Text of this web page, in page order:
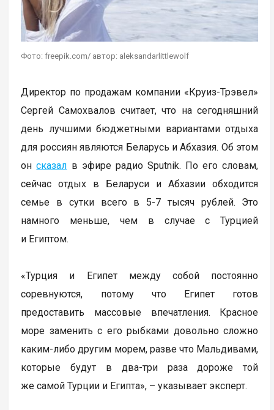
Фото: freepik.com/ автор: aleksandarlittlewolf
Директор по продажам компании «Круиз-Трэвел»
Сергей Самохвалов считает, что на сегодняшний
день лучшими бюджетными вариантами отдыха
для россиян являются Беларусь и Абхазия. Об этом
онсказал в эфире радио Sputnik. По его словам,
сейчас отдых в Беларуси и Абхазии обходится
семье в сутки всего в 5-7 тысяч рублей. Это
намного меньше, чем в случае с Турцией
и Египтом.
«Турция и Египет между собой постоянно
соревнуются, потому что Египет готов
предоставить массовые впечатления. Красное
море заменить с его рыбками довольно сложно
каким-либо другим морем, разве что Мальдивами,
которые будут в два-три раза дороже той
же самой Турции и Египта», – указывает эксперт.